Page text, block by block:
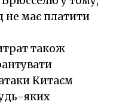
має платити
також
Китаєм
яких